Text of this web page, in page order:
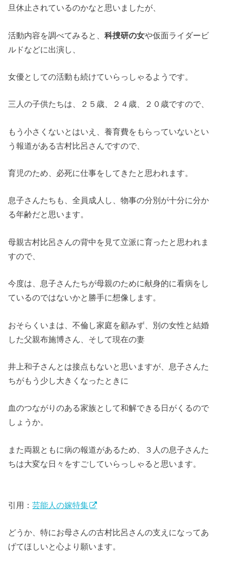
旦休止されているのかなと思いましたが、
活動内容を調べてみると、科捜研の女や仮面ライダービ
ルドなどに出演し、
女優としての活動も続けていらっしゃるようです。
三人の子供たちは、２５歳、２４歳、２０歳ですので、
もう小さくないとはいえ、養育費をもらっていないとい
う報道がある古村比呂さんですので、
育児のため、必死に仕事をしてきたと思われます。
息子さんたちも、全員成人し、物事の分別が十分に分か
る年齢だと思います。
母親古村比呂さんの背中を見て立派に育ったと思われま
すので、
今度は、息子さんたちが母親のために献身的に看病をし
ているのではないかと勝手に想像します。
おそらくいまは、不倫し家庭を顧みず、別の女性と結婚
した父親布施博さん、そして現在の妻
井上和子さんとは接点もないと思いますが、息子さんた
ちがもう少し大きくなったときに
血のつながりのある家族として和解できる日がくるので
しょうか。
また両親ともに病の報道があるため、３人の息子さんた
ちは大変な日々をすごしていらっしゃると思います。
引用：芸能人の嫁特集
どうか、特にお母さんの古村比呂さんの支えになってあ
げてほしいと心より願います。